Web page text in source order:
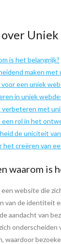
is het belangrijk?
maken met
een uniek
in uniek
met
rol in het
de uniciteit
het creëren van
waarom is
website die
de identiteit
aandacht van